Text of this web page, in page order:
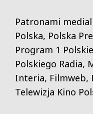
Patronami
Polska, Polska
Program 1
Polskiego Radia,
Interia, Filmweb,
Telewizja Kino